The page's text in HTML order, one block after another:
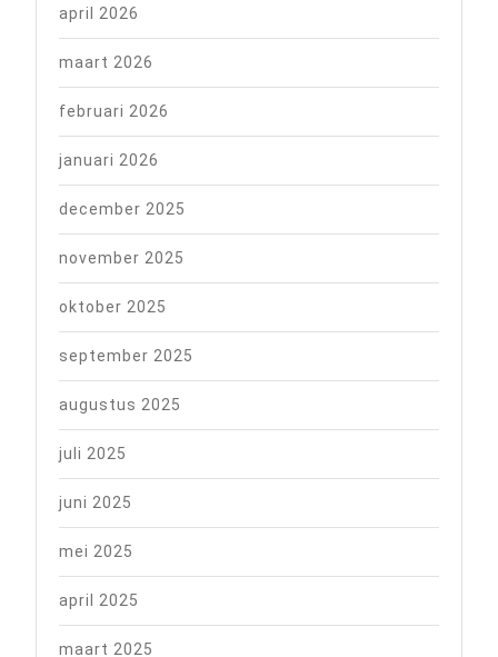
april 2026
maart 2026
februari 2026
januari 2026
december 2025
november 2025
oktober 2025
september 2025
augustus 2025
juli 2025
juni 2025
mei 2025
april 2025
maart 2025